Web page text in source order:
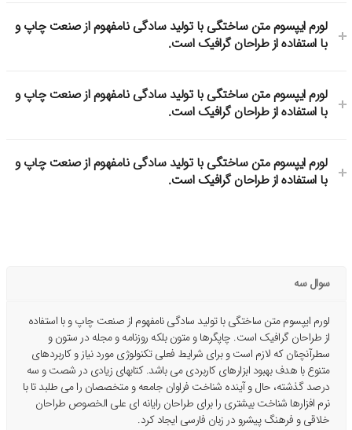
لورم ایپسوم متن ساختگی با تولید سادگی نامفهوم از صنعت چاپ و
با استفاده از طراحان گرافیک است.
لورم ایپسوم متن ساختگی با تولید سادگی نامفهوم از صنعت چاپ و
با استفاده از طراحان گرافیک است.
لورم ایپسوم متن ساختگی با تولید سادگی نامفهوم از صنعت چاپ و
با استفاده از طراحان گرافیک است.
سوال سه
لورم ایپسوم متن ساختگی با تولید سادگی نامفهوم از صنعت چاپ و با استفاده
از طراحان گرافیک است. چاپگرها و متون بلکه روزنامه و مجله در ستون و
سطرآنچنان که لازم است و برای شرایط فعلی تکنولوژی مورد نیاز و کاربردهای
متنوع با هدف بهبود ابزارهای کاربردی می باشد. کتابهای زیادی در شصت و سه
درصد گذشته، حال و آینده شناخت فراوان جامعه و متخصصان را می طلبد تا با
نرم افزارها شناخت بیشتری را برای طراحان رایانه ای علی الخصوص طراحان
خلاقی و فرهنگ پیشرو در زبان فارسی ایجاد کرد.